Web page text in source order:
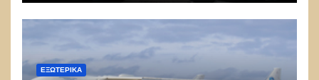
ΕΞΩΤΕΡΙΚΑ